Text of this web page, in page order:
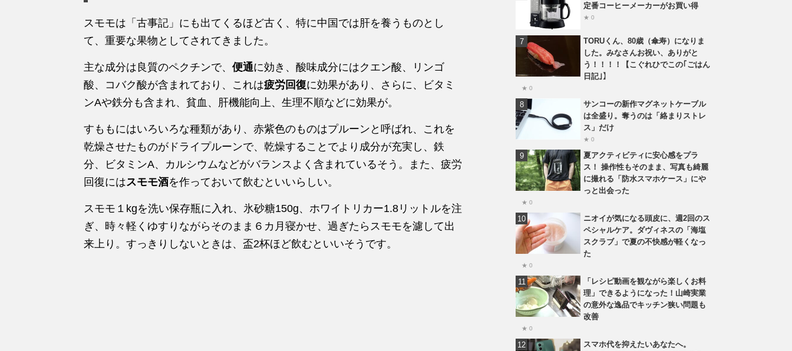
スモモは「古事記」にも出てくるほど古く、特に中国では肝を養うものとし
て、重要な果物としてされてきました。
主な成分は良質のペクチンで、 便通に効き、酸味成分にはクエン酸、リンゴ
酸、コバク酸が含まれており、これは疲労回復に効果があり、さらに、ビタミ
ンAや鉄分も含まれ、貧血、肝機能向上、生理不順などに効果が。
すももにはいろいろな種類があり、赤紫色のものはプルーンと呼ばれ、これを
乾燥させたものがドライプルーンで、乾燥することでより成分が充実し、鉄
分、ビタミンA、カルシウムなどがバランスよく含まれているそう。また、疲労
回復にはスモモ酒を作っておいて飲むといいらしい。
スモモ１kgを洗い保存瓶に入れ、氷砂糖150g、ホワイトリカー1.8リットルを注
ぎ、時々軽くゆすりながらそのまま６カ月寝かせ、過ぎたらスモモを濾して出
来上り。すっきりしないときは、盃2杯ほど飲むといいそうです。
定番コーヒーメーカーがお買い得
★ 0
TORUくん、80歳（傘寿）になりま
した。みなさんお祝い、ありがと
う！！！！【こぐれひでこの｢ごはん
日記｣】
★ 0
サンコーの新作マグネットケーブル
は全盛り。奪うのは「絡まりストレ
ス」だけ
★ 0
夏アクティビティに安心感をプラ
ス！ 操作性もそのまま、写真も綺麗
に撮れる「防水スマホケース」にや
っと出会った
★ 0
ニオイが気になる頭皮に、週2回のス
ペシャルケア。ダヴィネスの「海塩
スクラブ」で夏の不快感が軽くなっ
た
★ 0
「レシピ動画を観ながら楽しくお料
理」できるようになった！山崎実業
の意外な逸品でキッチン狭い問題も
改善
★ 0
スマホ代を抑えたいあなたへ。